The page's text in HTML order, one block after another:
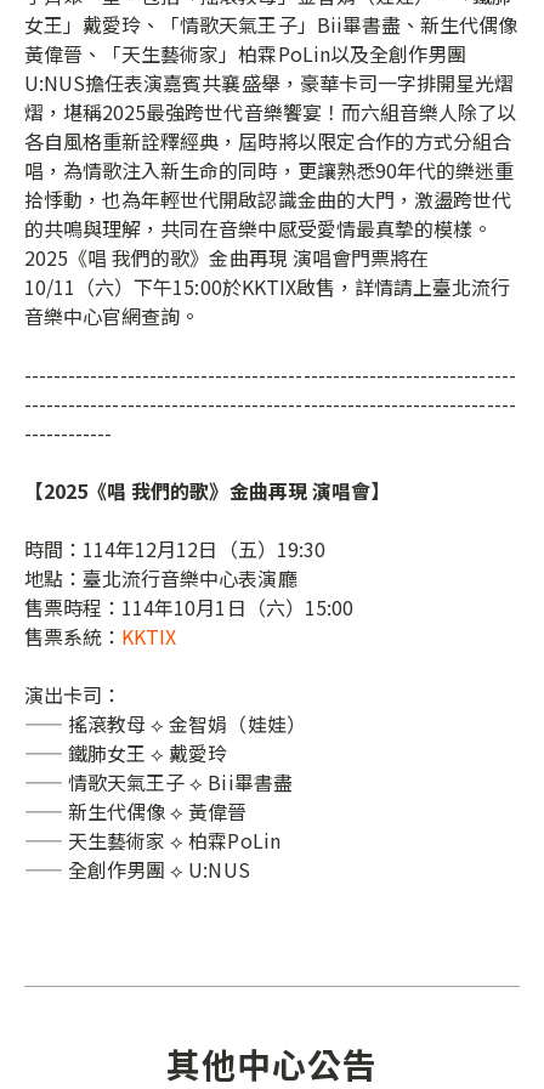
女王」戴愛玲、「情歌天氣王子」Bii畢書盡、新生代偶像
黃偉晉、「天生藝術家」柏霖PoLin以及全創作男團
U:NUS擔任表演嘉賓共襄盛舉，豪華卡司一字排開星光熠
熠，堪稱2025最強跨世代音樂饗宴！而六組音樂人除了以
各自風格重新詮釋經典，屆時將以限定合作的方式分組合
唱，為情歌注入新生命的同時，更讓熟悉90年代的樂迷重
拾悸動，也為年輕世代開啟認識金曲的大門，激盪跨世代
的共鳴與理解，共同在音樂中感受愛情最真摯的模樣。
2025《唱 我們的歌》金曲再現 演唱會門票將在
10/11（六）下午15:00於KKTIX啟售​，詳情請上臺北流行
音樂中心官網查詢。
-------------------------------------------------------------------
-------------------------------------------------------------------
------------
【2025《唱 我們的歌》金曲再現 演唱會​】
時間：114年12月12日（五）19:30
地點：臺北流行音樂中心表演廳​
售票時程：​114年10月1日（六）15:00
售​票系統： KKTIX
演出卡司：​
—— 搖滾教母 ⟡ 金智娟（娃娃）
—— 鐵肺女王 ⟡ 戴愛玲
—— 情歌天氣王子 ⟡ Bii畢書盡
—— 新生代偶像 ⟡ 黃偉晉
—— 天生藝術家 ⟡ 柏霖PoLin
—— 全創作男團 ⟡ U:NUS
其他中心公告